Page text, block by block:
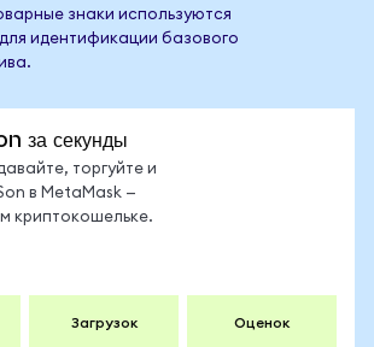
знаки используются
идентификации базового
за секунды
торгуйте и
в MetaMask —
криптокошельке.
Загрузок Оценок